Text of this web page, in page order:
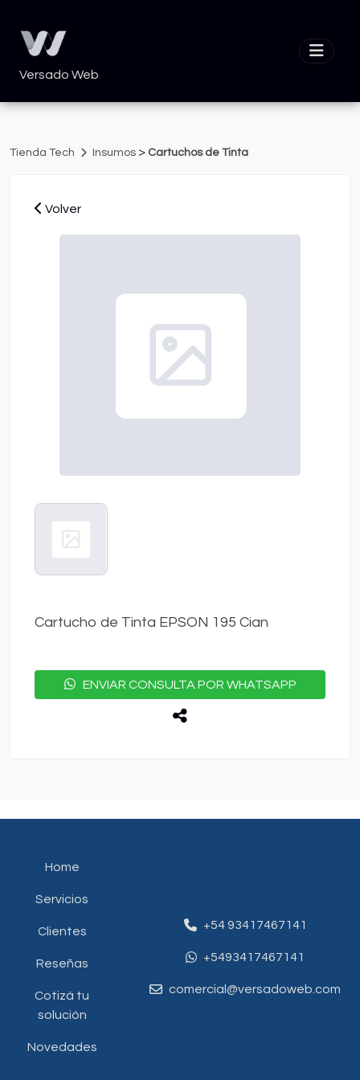
Versado Web
Tienda Tech Insumos > Cartuchos de Tinta
Volver
Cartucho de Tinta EPSON 195 Cian
ENVIAR CONSULTA POR WHATSAPP
Home
Servicios
Clientes
Reseñas
Cotizá tu
solución
Novedades
+54 93417467141
+5493417467141
comercial@versadoweb.com